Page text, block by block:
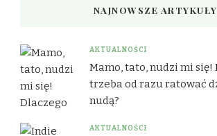
NAJNOWSZE ARTYKUŁY
AKTUALNOŚCI
Mamo, tato, nudzi mi się!
trzeba od razu ratować
nudą?
AKTUALNOŚCI